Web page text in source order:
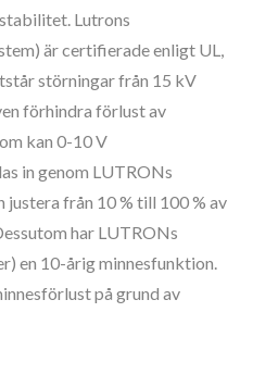
Lutrons
är certifierade enligt UL,
störningar från 15 kV
förhindra förlust av
kan 0-10 V
in genom LUTRONs
justera från 10 % till 100 % av
har LUTRONs
en 10-årig minnesfunktion.
på grund av